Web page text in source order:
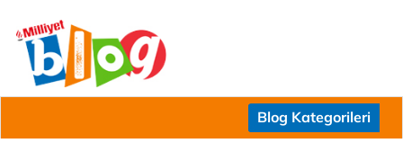
Blog Kategorileri